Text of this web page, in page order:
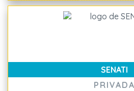
SENATI
PRIVADA